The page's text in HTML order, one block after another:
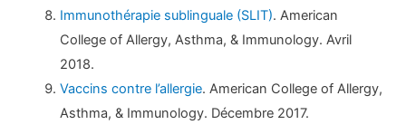
Immunothérapie sublinguale (SLIT). American
College of Allergy, Asthma, & Immunology. Avril
2018.
Vaccins contre l’allergie. American College of Allergy,
Asthma, & Immunology. Décembre 2017.